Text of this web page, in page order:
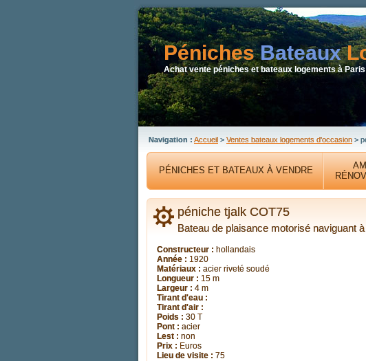
PénichesBateaux
Achat vente péniches et bateaux logements à
Navigation : Accueil > Ventes bateaux logements d'occasion >
PÉNICHES ET BATEAUX À VENDRE
péniche tjalk COT75
Bateau de plaisance motorisé naviguant
Constructeur : hollandais
Année : 1920
Matériaux : acier riveté soudé
Longueur : 15 m
Largeur : 4 m
Tirant d'eau :
Tirant d'air :
Poids : 30 T
Pont : acier
Lest : non
Prix : Euros
Lieu de visite : 75